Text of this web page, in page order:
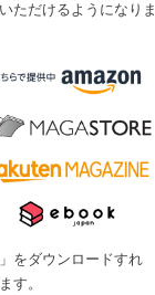
ただけるようになりま
をダウンロードすれ
す。